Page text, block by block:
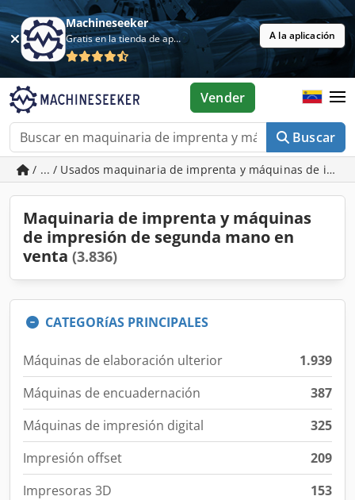
Machineseeker
Gratis en la tienda de aplicaciones A la aplicación
Buscar
Vender
/ ... / Usados maquinaria de imprenta y máquinas de
Maquinaria de imprenta y máquinas
de impresión de segunda mano en
venta (3.836)
CATEGORíAS PRINCIPALES
Máquinas de elaboración ulterior
1.939
Máquinas de encuadernación
387
Máquinas de impresión digital
325
Impresión offset
209
Impresoras 3D
153